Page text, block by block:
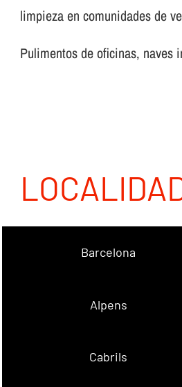
limpieza en comunidades de
Pulimentos de oficinas, naves
Barcelona
Alpens
Cabrils